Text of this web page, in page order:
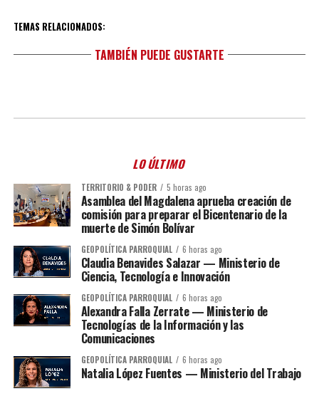
TEMAS RELACIONADOS:
TAMBIÉN PUEDE GUSTARTE
LO ÚLTIMO
TERRITORIO & PODER 5 horas ago
Asamblea del Magdalena aprueba creación de
comisión para preparar el Bicentenario de la
muerte de Simón Bolívar
GEOPOLÍTICA PARROQUIAL 6 horas ago
Claudia Benavides Salazar — Ministerio de
Ciencia, Tecnología e Innovación
GEOPOLÍTICA PARROQUIAL 6 horas ago
Alexandra Falla Zerrate — Ministerio de
Tecnologías de la Información y las
Comunicaciones
GEOPOLÍTICA PARROQUIAL 6 horas ago
Natalia López Fuentes — Ministerio del Trabajo